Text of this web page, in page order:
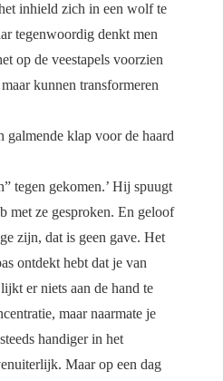
inhield zich in een wolf te
tegenwoordig denkt men
op de veestapels voorzien
kunnen transformeren
galmende klap voor de haard
tegen gekomen.’ Hij spuugt
met ze gesproken. En geloof
zijn, dat is geen gave. Het
ontdekt hebt dat je van
er niets aan de hand te
maar naarmate je
handiger in het
Maar op een dag